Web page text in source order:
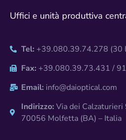
Uffici e unità produttiva
Tel: +39.080.39.74.278 (30
Fax: +39.080.39.73.431 /
Email: info@daioptical.com
Indirizzo: Via dei Calzaturieri
70056 Molfetta (BA) – Italia